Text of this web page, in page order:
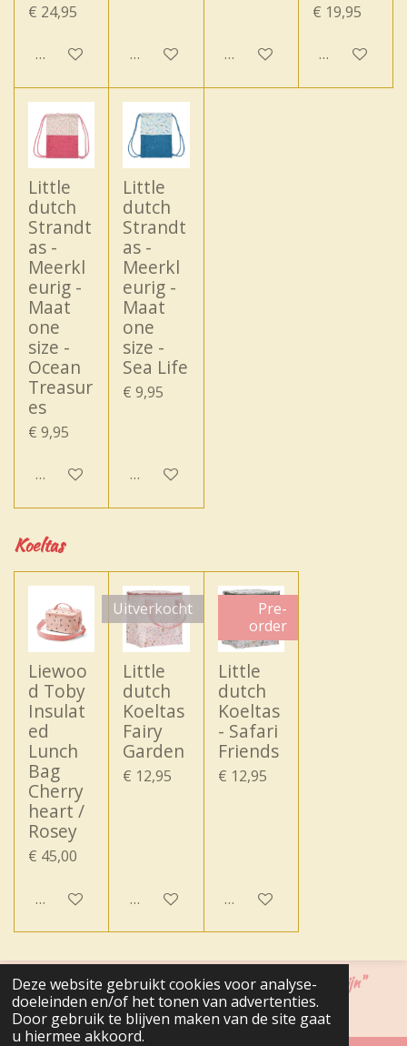
Deze website gebruikt cookies voor analyse-
doeleinden en/of het tonen van advertenties.
Door gebruik te blijven maken van de site gaat
u hiermee akkoord.
€ 24,95
In winkelwagenIn winkelwagenIn winkelwagen
€ 19,95
In
Little
dutch
Strandt
as -
Meerkl
eurig -
Maat
one
size -
Ocean
Treasur
es
€ 9,95
In winkelwagen
Little
dutch
Strandt
as -
Meerkl
eurig -
Maat
one
size -
Sea Life
€ 9,95
In winkelwagen
Koeltas
Liewoo
d Toby
Insulat
ed
Lunch
Bag
Cherry
heart /
Rosey
€ 45,00
In winkelwagen
Uitverkocht
Little
dutch
Koeltas
Fairy
Garden
€ 12,95
Houd mij op de hoogte
Pre-
order
Little
dutch
Koeltas
- Safari
Friends
€ 12,95
In winkelwagen
"Cadeautjes zijn fijn, maar mag het iets naar ons zin zijn"
© 2020 - 2026 Belle Molina
Powered byJouwWeb